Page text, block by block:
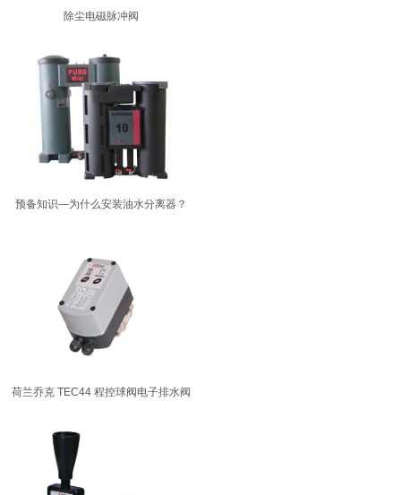
除尘电磁脉冲阀
预备知识—为什么安装油水分离器？
荷兰乔克 TEC44 程控球阀电子排水阀